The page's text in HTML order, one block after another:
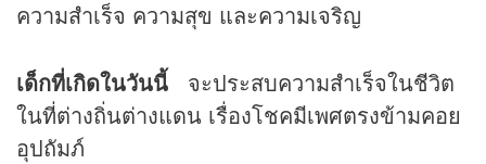
ความสำเร็จ ความสุข และความเจริญ
เด็กที่เกิดในวันนี้ จะประสบความสำเร็จในชีวิต
ในที่ต่างถิ่นต่างแดน เรื่องโชคมีเพศตรงข้ามคอย
อุปถัมภ์